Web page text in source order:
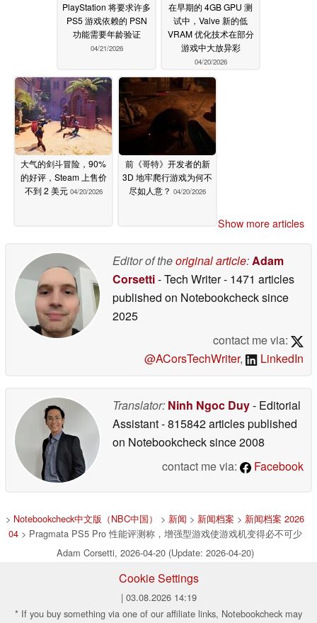
PlayStation 将要求许多
PS5 游戏依赖的 PSN
功能需要年龄验证
04/21/2026
在早期的 4GB GPU 测
试中，Valve 新的低
VRAM 优化技术在部分
游戏中大放异彩
04/20/2026
大气的剑斗冒险，90%
的好评，Steam 上售价
不到 2 美元 04/20/2026
前《哥特》开发者的新
3D 地牢爬行游戏为何不
尽如人意？ 04/20/2026
Show more articles
Editor of theoriginal article:Adam
Corsetti- Tech Writer- 1471 articles
published on Notebookchecksince
2025
contact me via:
@ACorsTechWriter, LinkedIn
Translator: Ninh Ngoc Duy- Editorial
Assistant- 815842 articles published
on Notebookchecksince 2008
contact me via:
Facebook
> Notebookcheck中文版（NBC中国） > 新闻 > 新闻档案 > 新闻档案 2026
04> Pragmata PS5 Pro 性能评测称，增强型游戏使游戏机变得必不可少
Adam Corsetti, 2026-04-20 (Update: 2026-04-20)
Cookie Settings
| 03.08.2026 14:19
* If you buy something via one of our affiliate links, Notebookcheck may